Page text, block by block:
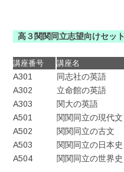
高３関関同立志望向けセット
講座番号 講座名
A301 同志社の英語
A302
立命館の英語
A303
関大の英語
A501
関関同立の現代文
A502
関関同立の古文
A503
関関同立の日本史
A504
関関同立の世界史